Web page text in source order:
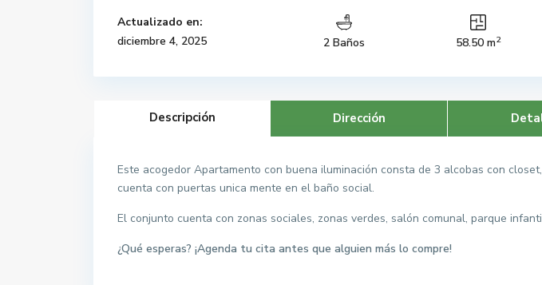
Actualizado en:
diciembre 4, 2025
2 Baños 58.50 m2
Descripción Dirección
Este acogedor Apartamento con buena iluminación consta de 3 alcobas con
cuenta con puertas unica mente en el baño social.
El conjunto cuenta con zonas sociales, zonas verdes, salón comunal, parque
¿Qué esperas? ¡Agenda tu cita antes que alguien más lo compre!